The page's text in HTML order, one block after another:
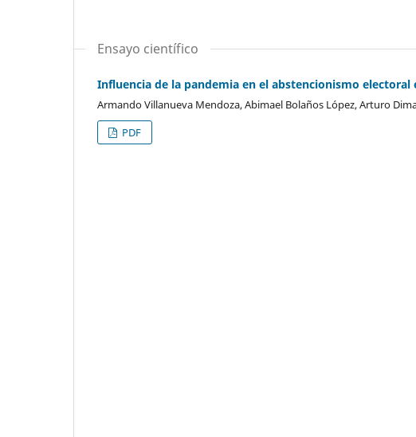
Ensayo científico
Influencia de la pandemia en el abstencionismo electoral
Armando Villanueva Mendoza, Abimael Bolaños López, Arturo
PDF